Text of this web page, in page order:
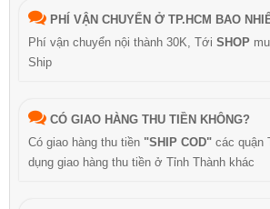
PHÍ VẬN CHUYỂN Ở TP.HCM BAO
Phí vận chuyển nội thành 30K, Tới SHOP
Ship
CÓ GIAO HÀNG THU TIỀN KHÔNG?
Có giao hàng thu tiền "SHIP COD" các quận
dụng giao hàng thu tiền ở Tỉnh Thành khác